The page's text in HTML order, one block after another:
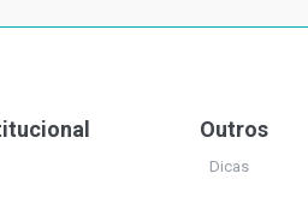
Outros
Dicas